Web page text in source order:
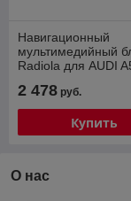
Навигационный
мультимедийный
Radiola для AUDI
2 478 руб.
Купить
О нас